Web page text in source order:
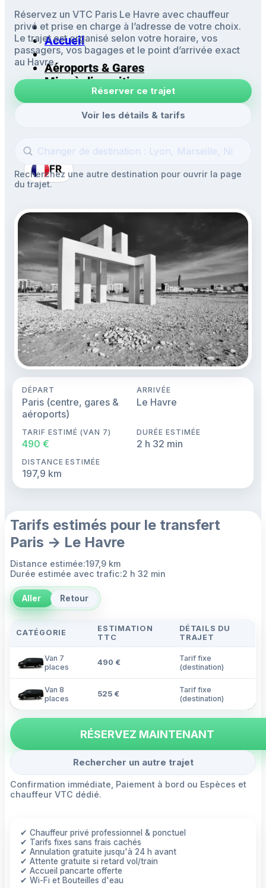
Accueil
Aéroports & Gares
Mise à disposition
Navettes
Excursions
FR
Réservez un VTC Paris Le Havre avec chauffeur
privé et prise en charge à l’adresse de votre choix.
Le trajet est organisé selon votre horaire, vos
passagers, vos bagages et le point d’arrivée exact
au Havre.
Réserver ce trajet
Voir les détails & tarifs
Recherchez une autre destination pour ouvrir la page
du trajet.
DÉPART
Paris (centre, gares &
aéroports)
ARRIVÉE
Le Havre
TARIF ESTIMÉ (VAN 7)
490 €
DURÉE ESTIMÉE
2 h 32 min
DISTANCE ESTIMÉE
197,9 km
Tarifs estimés pour le transfert
Paris → Le Havre
Distance estimée:197,9 km
Durée estimée avec trafic:2 h 32 min
Aller Retour
CATÉGORIE
ESTIMATION
TTC
DÉTAILS DU
TRAJET
Van 7
places
490 €
Tarif fixe
(destination)
Van 8
places
525 €
Tarif fixe
(destination)
RÉSERVEZ MAINTENANT
Rechercher un autre trajet
Confirmation immédiate, Paiement à bord ou Espèces et
chauffeur VTC dédié.
✔ Chauffeur privé professionnel & ponctuel
✔ Tarifs fixes sans frais cachés
✔ Annulation gratuite jusqu'à 24 h avant
✔ Attente gratuite si retard vol/train
✔ Accueil pancarte offerte
✔ Wi-Fi et Bouteilles d'eau